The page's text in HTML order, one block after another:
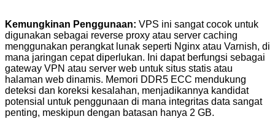
Kemungkinan Penggunaan: VPS ini sangat cocok untuk
digunakan sebagai reverse proxy atau server caching
menggunakan perangkat lunak seperti Nginx atau Varnish, di
mana jaringan cepat diperlukan. Ini dapat berfungsi sebagai
gateway VPN atau server web untuk situs statis atau
halaman web dinamis. Memori DDR5 ECC mendukung
deteksi dan koreksi kesalahan, menjadikannya kandidat
potensial untuk penggunaan di mana integritas data sangat
penting, meskipun dengan batasan hanya 2 GB.